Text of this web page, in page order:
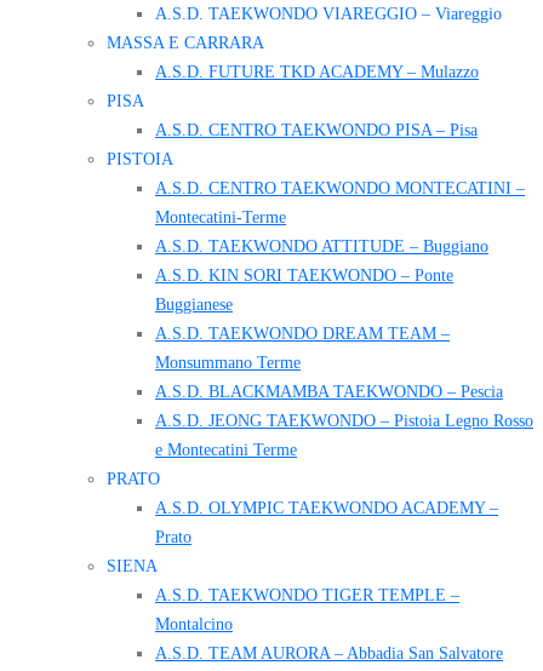
A.S.D. TAEKWONDO VIAREGGIO – Viareggio
MASSA E CARRARA
A.S.D. FUTURE TKD ACADEMY – Mulazzo
PISA
A.S.D. CENTRO TAEKWONDO PISA – Pisa
PISTOIA
A.S.D. CENTRO TAEKWONDO MONTECATINI –
Montecatini-Terme
A.S.D. TAEKWONDO ATTITUDE – Buggiano
A.S.D. KIN SORI TAEKWONDO – Ponte
Buggianese
A.S.D. TAEKWONDO DREAM TEAM –
Monsummano Terme
A.S.D. BLACKMAMBA TAEKWONDO – Pescia
A.S.D. JEONG TAEKWONDO – Pistoia Legno Rosso
e Montecatini Terme
PRATO
A.S.D. OLYMPIC TAEKWONDO ACADEMY –
Prato
SIENA
A.S.D. TAEKWONDO TIGER TEMPLE –
Montalcino
A.S.D. TEAM AURORA – Abbadia San Salvatore